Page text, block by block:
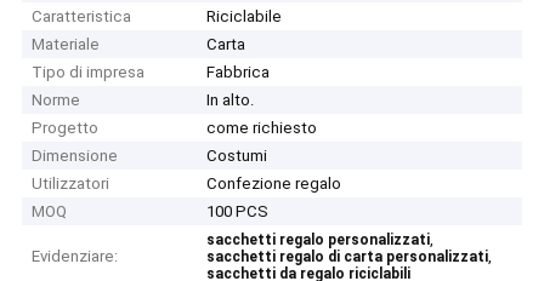
Caratteristica
Riciclabile
Materiale
Carta
Tipo di impresa
Fabbrica
Norme
In alto.
Progetto
come richiesto
Dimensione
Costumi
Utilizzatori
Confezione regalo
MOQ
100 PCS
Evidenziare:
sacchetti regalo personalizzati,
sacchetti regalo di carta personalizzati,
sacchetti da regalo riciclabili